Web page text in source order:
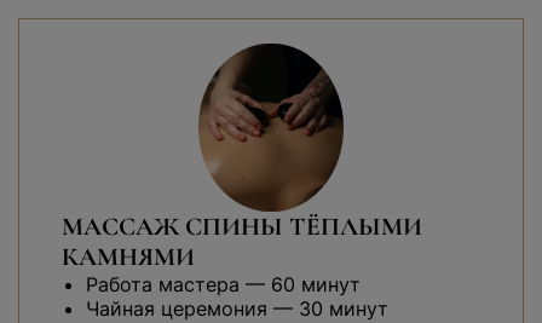
МАССАЖ СПИНЫ ТЁПЛЫМИ
КАМНЯМИ
Работа мастера — 60 минут
Чайная церемония — 30 минут